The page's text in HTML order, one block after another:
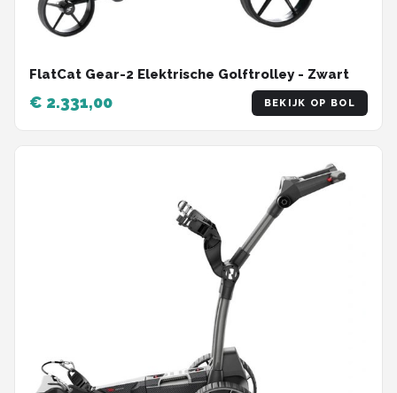
FlatCat Gear-2 Elektrische Golftrolley - Zwart
€ 2.331,00 BEKIJK OP BOL